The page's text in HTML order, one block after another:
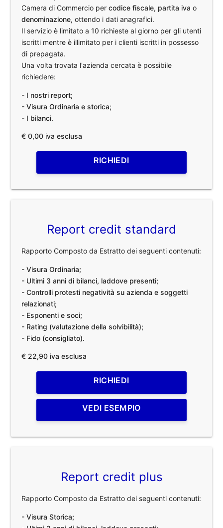
Camera di Commercio percodice fiscale, partita iva o
denominazione, ottendo i dati anagrafici.
Il servizio è limitato a 10 richieste al giorno per gli utenti
iscritti mentre è illimitato per i clienti iscritti in possesso
di prepagata.
Una volta trovata l'azienda cercata è possibile
richiedere:
- I nostri report;
- Visura Ordinaria e storica;
- I bilanci.
€ 0,00 iva esclusa
RICHIEDI
Report credit standard
Rapporto Composto da Estratto dei seguenti contenuti:
- Visura Ordinaria;
- Ultimi 3 anni di bilanci, laddove presenti;
- Controlli protesti negatività su azienda e soggetti
relazionati;
- Esponenti e soci;
- Rating (valutazione della solvibilità);
- Fido (consigliato).
€ 22,90 iva esclusa
RICHIEDI
VEDI ESEMPIO
Report credit plus
Rapporto Composto da Estratto dei seguenti contenuti:
- Visura Storica;